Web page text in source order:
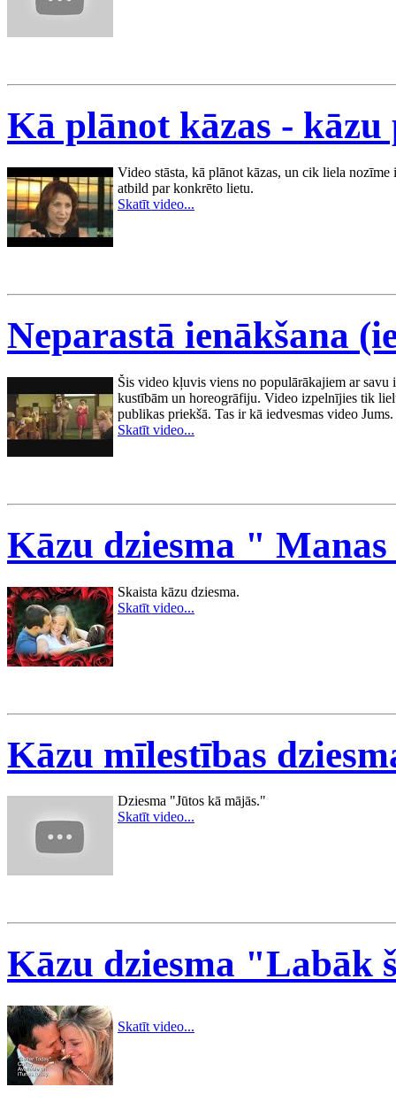
Kā plānot kāzas -
Video stāsta, kā plānot kāzas, un cik liela
atbild par konkrēto lietu.
Skatīt video...
Neparastā ienākšana
Šis video kļuvis viens no populārākajiem ar
kustībām un horeogrāfiju. Video izpelnījies tik
publikas priekšā. Tas ir kā iedvesmas video
Skatīt video...
Kāzu dziesma "
Skaista kāzu dziesma.
Skatīt video...
Kāzu mīlestības
Dziesma "Jūtos kā mājās."
Skatīt video...
Kāzu dziesma "Labāk
Skatīt video...